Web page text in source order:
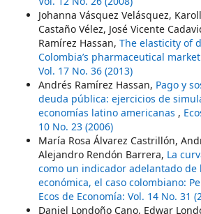
Johanna Vásquez Velásquez,
Castaño Vélez, José Vicente
Ramírez Hassan, The elasticity of
Colombia’s pharmaceutical market
Vol. 17 No. 36 (2013)
Andrés Ramírez Hassan, Pago y
deuda pública: ejercicios de
economías latino americanas ,
10 No. 23 (2006)
María Rosa Álvarez Castrillón,
Alejandro Rendón Barrera, La
como un indicador adelantado de
económica, el caso colombiano:
Ecos de Economía: Vol. 14 No. 31
Daniel Londoño Cano, Edwar